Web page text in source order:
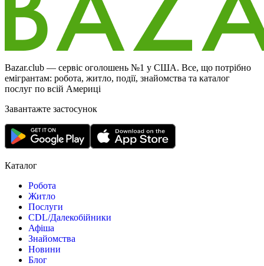
Bazar.club — сервіс оголошень №1 у США. Все, що потрібно
емігрантам: робота, житло, події, знайомства та каталог
послуг по всій Америці
Завантажте застосунок
Каталог
Робота
Житло
Послуги
CDL/Далекобійники
Афіша
Знайомства
Новини
Блог